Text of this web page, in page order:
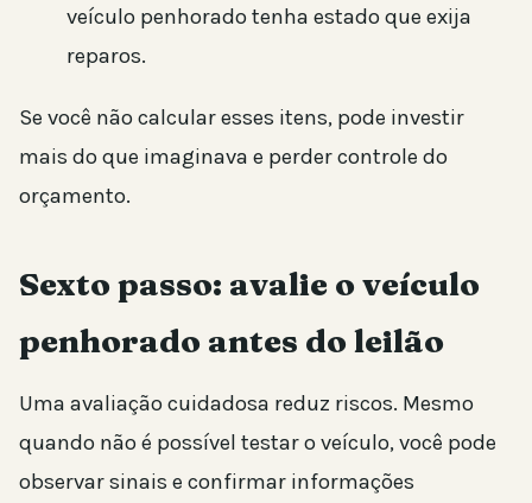
veículo penhorado tenha estado que exija
reparos.
Se você não calcular esses itens, pode investir
mais do que imaginava e perder controle do
orçamento.
Sexto passo: avalie o veículo
penhorado antes do leilão
Uma avaliação cuidadosa reduz riscos. Mesmo
quando não é possível testar o veículo, você pode
observar sinais e confirmar informações